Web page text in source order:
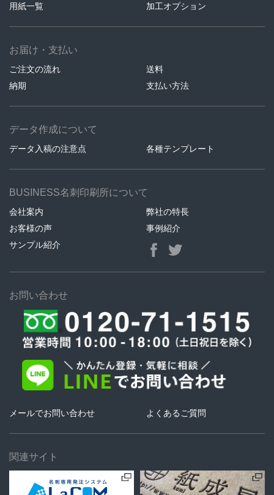
用紙一覧 加工オプション
お届け・支払い
ご注文の流れ
送料
納期
支払い方法
データ作成について
データ入稿の注意点 各種テンプレート
BUSINESS名刺印刷所について
会社案内
弊社の特長
お客様の声
事例紹介
サンプル紹介
お問い合わせ
メールでお問い合わせ よくあるご質問
関連サイト